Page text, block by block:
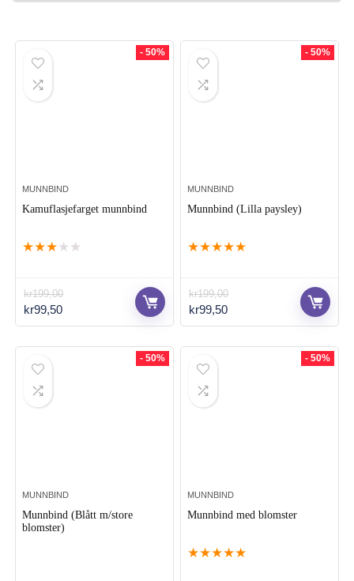
- 50%
MUNNBIND
Kamuflasjefarget munnbind
★★★ ★ ★
kr199,00
Opprinnelig
pris
kr99,50Nåværende
pris
- 50%
MUNNBIND
Munnbind (Lilla paysley)
★★★★★
kr199,00
Opprinnelig
pris
kr99,50Nåværende
pris
- 50%
MUNNBIND
Munnbind (Blått m/store
blomster)
- 50%
MUNNBIND
Munnbind med blomster
★★★★★